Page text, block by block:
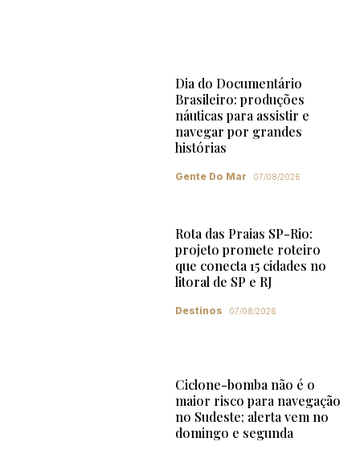
Dia do Documentário
Brasileiro: produções
náuticas para assistir e
navegar por grandes
histórias
Gente Do Mar 07/08/2026
Rota das Praias SP-Rio:
projeto promete roteiro
que conecta 15 cidades no
litoral de SP e RJ
Destinos 07/08/2026
Ciclone-bomba não é o
maior risco para navegação
no Sudeste; alerta vem no
domingo e segunda